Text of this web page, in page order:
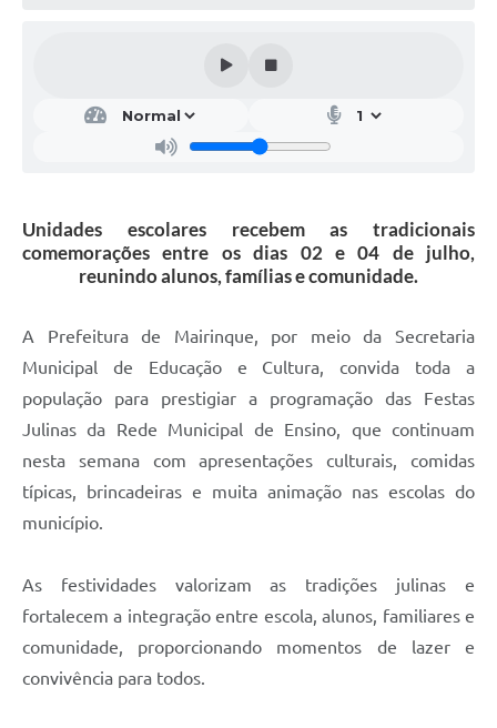
Unidades escolares recebem as tradicionais
comemorações entre os dias 02 e 04 de julho,
reunindo alunos, famílias e comunidade.
A Prefeitura de Mairinque, por meio da Secretaria
Municipal de Educação e Cultura, convida toda a
população para prestigiar a programação das Festas
Julinas da Rede Municipal de Ensino, que continuam
nesta semana com apresentações culturais, comidas
típicas, brincadeiras e muita animação nas escolas do
município.
As festividades valorizam as tradições julinas e
fortalecem a integração entre escola, alunos, familiares e
comunidade, proporcionando momentos de lazer e
convivência para todos.